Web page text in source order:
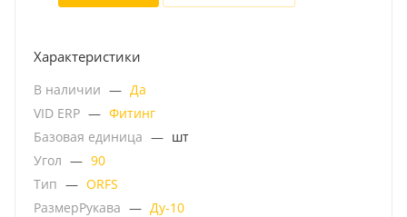
Характеристики
В наличии — Да
VID ERP — Фитинг
Базовая единица — шт
Угол — 90
Тип — ORFS
РазмерРукава — Ду-10